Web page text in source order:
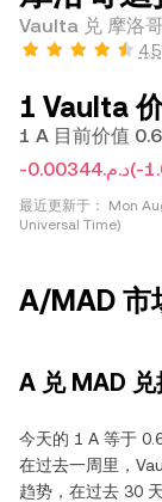
Vaulta 兑 摩洛
4.5
1 Vaulta
-د.م.0.00344(-
最近更新于：
Mon
Universal Time)
A/MAD 市
A 兑 MAD
今天的 1 A 等于
在过去一周里，
趋势，在过去 30